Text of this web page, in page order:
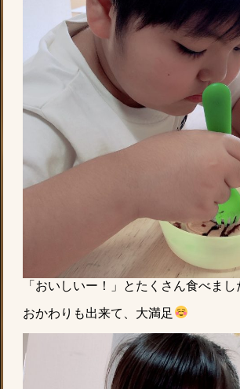
「おいしいー！」とたくさん食べまし
おかわりも出来て、大満足